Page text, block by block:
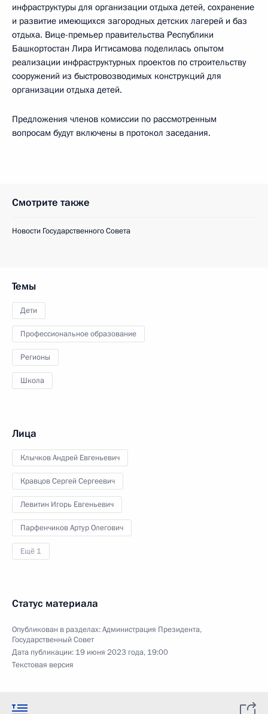
инфраструктуры для организации отдыха детей, сохранение
и развитие имеющихся загородных детских лагерей и баз
отдыха. Вице-премьер правительства Республики
Башкортостан Лира Игтисамова поделилась опытом
реализации инфраструктурных проектов по строительству
сооружений из быстровозводимых конструкций для
организации отдыха детей.
Предложения членов комиссии по рассмотренным
вопросам будут включены в протокол заседания.
Смотрите также
Новости Государственного Совета
Темы
Дети
Профессиональное образование
Регионы
Школа
Лица
Клычков Андрей Евгеньевич
Кравцов Сергей Сергеевич
Левитин Игорь Евгеньевич
Парфенчиков Артур Олегович
Ещё 1
Статус материала
Опубликован в разделах:Администрация Президента,
Государственный Совет
Дата публикации: 19 июня 2023 года, 19:00
Текстовая версия